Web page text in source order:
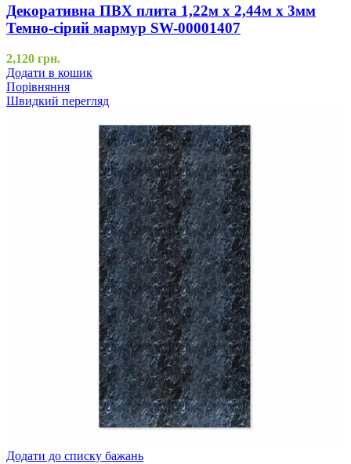
Декоративна ПВХ плита 1,22м х 2,44м х 3мм
Темно-сірий мармур SW-00001407
2,120 грн.
Додати в кошик
Порівняння
Швидкий перегляд
Додати до списку бажань